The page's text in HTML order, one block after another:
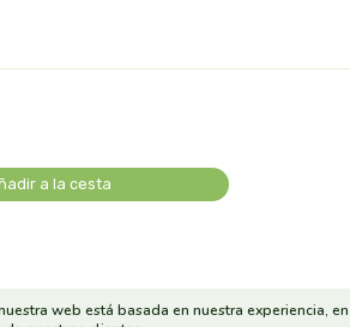
a la cesta
web está basada en nuestra experiencia,